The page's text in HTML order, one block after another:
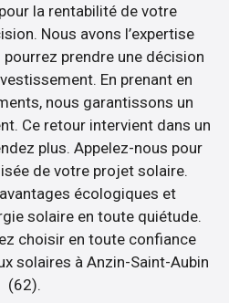
la rentabilité de votre
Nous avons l’expertise
prendre une décision
En prenant en
nous garantissons un
Ce retour intervient dans un
plus. Appelez-nous pour
de votre projet solaire.
écologiques et
solaire en toute quiétude.
choisir en toute confiance
solaires à Anzin-Saint-Aubin
(62).